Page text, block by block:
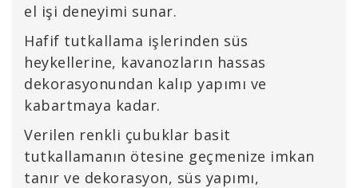
el işi deneyimi sunar.
Hafif tutkallama işlerinden süs
heykellerine, kavanozların hassas
dekorasyonundan kalıp yapımı ve
kabartmaya kadar.
Verilen renkli çubuklar basit
tutkallamanın ötesine geçmenize imkan
tanır ve dekorasyon, süs yapımı,